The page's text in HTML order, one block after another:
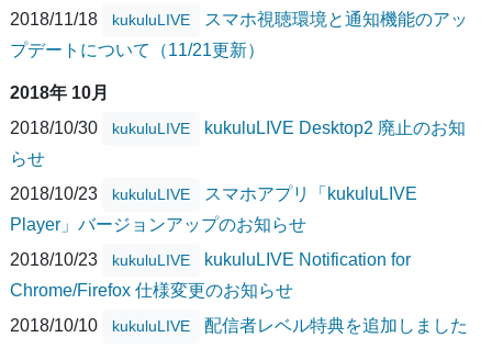
2018/11/18
kukuluLIVE
スマホ視聴環境と通知機能のアッ
プデートについて（11/21更新）
2018年 10月
2018/10/30
kukuluLIVE
kukuluLIVE Desktop2 廃止のお知
らせ
2018/10/23
kukuluLIVE
スマホアプリ「kukuluLIVE
Player」バージョンアップのお知らせ
2018/10/23
kukuluLIVE
kukuluLIVE Notification for
Chrome/Firefox 仕様変更のお知らせ
2018/10/10
kukuluLIVE 配信者レベル特典を追加しました